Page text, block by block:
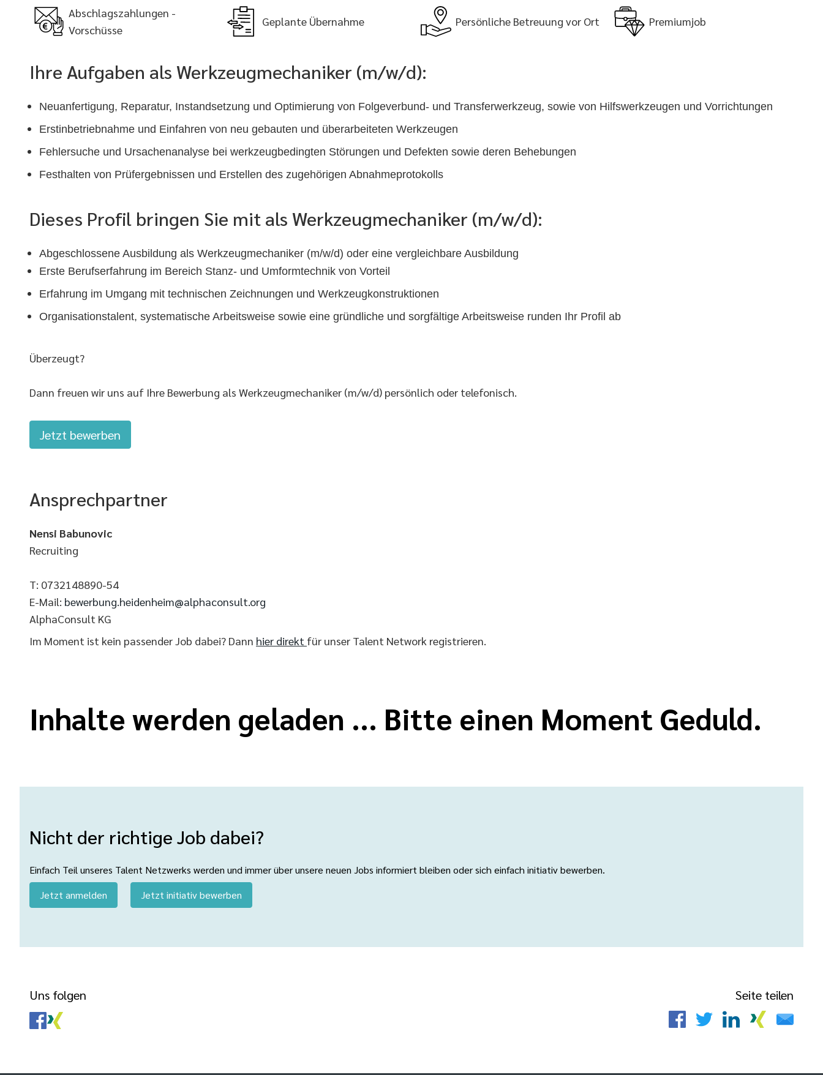
Abschlagszahlungen -
Vorschüsse
Geplante Übernahme Persönliche Betreuung vor Ort Premiumjob
Ihre Aufgaben als Werkzeugmechaniker (m/w/d):
Neuanfertigung, Reparatur, Instandsetzung und Optimierung von Folgeverbund- und Transferwerkzeug, sowie von Hilfswerkzeugen und Vorrichtungen
Erstinbetriebnahme und Einfahren von neu gebauten und überarbeiteten Werkzeugen
Fehlersuche und Ursachenanalyse bei werkzeugbedingten Störungen und Defekten sowie deren Behebungen
Festhalten von Prüfergebnissen und Erstellen des zugehörigen Abnahmeprotokolls
Dieses Profil bringen Sie mit als Werkzeugmechaniker (m/w/d):
Abgeschlossene Ausbildung als Werkzeugmechaniker (m/w/d) oder eine vergleichbare Ausbildung
Erste Berufserfahrung im Bereich Stanz- und Umformtechnik von Vorteil
Erfahrung im Umgang mit technischen Zeichnungen und Werkzeugkonstruktionen
Organisationstalent, systematische Arbeitsweise sowie eine gründliche und sorgfältige Arbeitsweise runden Ihr Profil ab
Überzeugt?
Dann freuen wir uns auf Ihre Bewerbung als Werkzeugmechaniker (m/w/d) persönlich oder telefonisch.
Jetzt bewerben
Ansprechpartner
Nensi Babunovic
Recruiting
T: 0732148890-54
E-Mail: bewerbung.heidenheim@alphaconsult.org
AlphaConsult KG
Im Moment ist kein passender Job dabei? Dann hier direkt für unser Talent Network registrieren.
Inhalte werden geladen ... Bitte einen Moment Geduld.
Nicht der richtige Job dabei?
Einfach Teil unseres Talent Netzwerks werden und immer über unsere neuen Jobs informiert bleiben oder sich einfach initiativ bewerben.
Jetzt anmelden
Jetzt initiativ bewerben
Uns folgen Seite teilen